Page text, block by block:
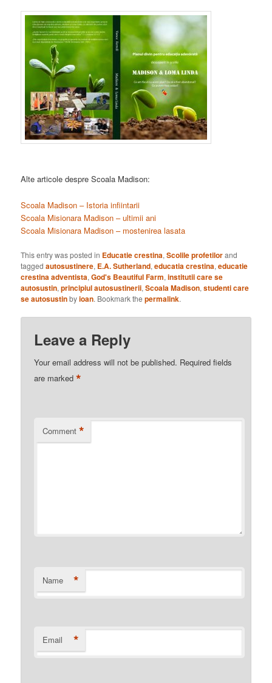
Alte articole despre Scoala Madison:
Scoala Madison – Istoria infiintarii
Scoala Misionara Madison – ultimii ani
Scoala Misionara Madison – mostenirea lasata
This entry was posted in Educatie crestina,Scolile profetilorand
taggedautosustinere, E.A. Sutherland,educatia crestina,educatie
crestina adventista,God's Beautiful Farm,institutii care se
autosustin,principiul autosustinerii,Scoala Madison,studenti care
se autosustinbyioan. Bookmark thepermalink.
Leave a Reply
Your email address will not be published. Required fields
are marked*
Comment *
Name *
Email *